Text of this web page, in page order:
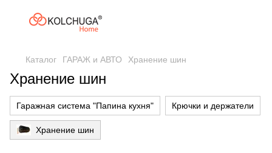
Каталог ГАРАЖ и АВТО Хранение шин
Хранение шин
Гаражная система "Папина кухня" Крючки и держатели
Хранение шин